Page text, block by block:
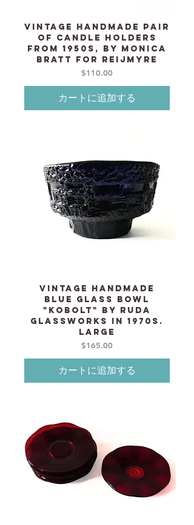
Vintage Handmade pair
of candle holders
from 1950s, by Monica
Bratt for REIJMYRE
価格
$110.00
カートに追加する
Vintage Handmade
blue glass Bowl
"Kobolt" by RUDA
Glassworks in 1970s.
Large
価格
$165.00
カートに追加する